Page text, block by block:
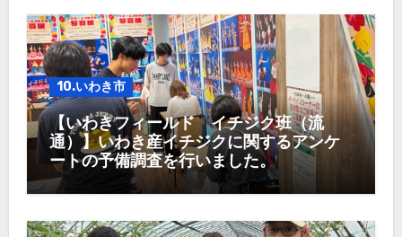
10.いわき市
【いわきフィールド イチジク班（流
通）】いわき産イチジクに関するアンケ
ートの予備調査を行いました。